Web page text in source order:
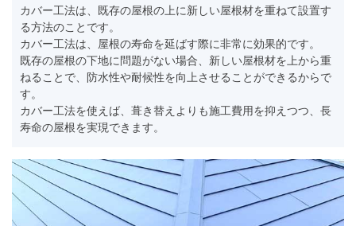
カバー工法は、既存の屋根の上に新しい屋根材を重ねて設置す
る方法のことです。
カバー工法は、屋根の寿命を延ばす際に非常に効果的です。
既存の屋根の下地に問題がない場合、新しい屋根材を上から重
ねることで、防水性や耐候性を向上させることができるからで
す。
カバー工法を使えば、葺き替えよりも施工費用を抑えつつ、長
寿命の屋根を実現できます。